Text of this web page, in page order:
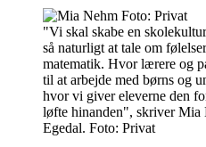
"Vi skal skabe en
så naturligt at tale om
matematik. Hvor lærere og
til at arbejde med børns og
hvor vi giver eleverne den
løfte hinanden", skriver Mia
Egedal. Foto: Privat